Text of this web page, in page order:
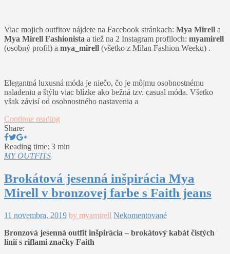
Viac mojich outfitov nájdete na Facebook stránkach: Mya Mirell a
Mya Mirell Fashionista a tiež na 2 Instagram profiloch: myamirell
(osobný profil) a mya_mirell (všetko z Milan Fashion Weeku) .
Elegantná luxusná móda je niečo, čo je môjmu osobnostnému
naladeniu a štýlu viac blízke ako bežná tzv. casual móda. Všetko
však závisí od osobnostného nastavenia a
Continue reading
Share:
Reading time: 3 min
MY OUTFITS
Brokátová jesenná inšpirácia Mya
Mirell v bronzovej farbe s Faith jeans
11 novembra, 2019 by myamirell Nekomentované
Bronzová jesenná outfit inšpirácia – brokátový kabát čistých
línií s riflami značky Faith